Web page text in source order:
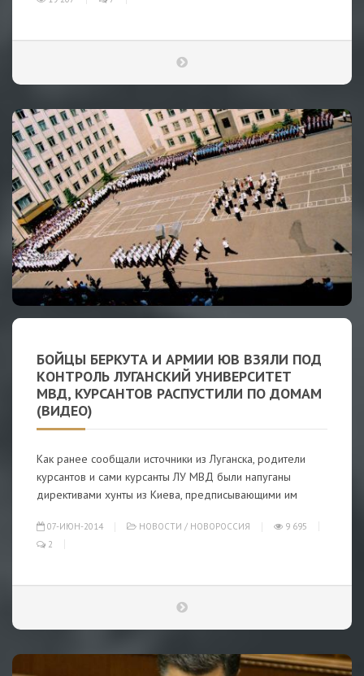
БОЙЦЫ БЕРКУТА И АРМИИ ЮВ ВЗЯЛИ ПОД
КОНТРОЛЬ ЛУГАНСКИЙ УНИВЕРСИТЕТ
МВД, КУРСАНТОВ РАСПУСТИЛИ ПО ДОМАМ
(ВИДЕО)
Как ранее сообщали источники из Луганска, родители
курсантов и сами курсанты ЛУ МВД были напуганы
директивами хунты из Киева, предписывающими им
07-ИЮН-2014 НОВОСТИ / НОВОРОССИЯ
9 695
2